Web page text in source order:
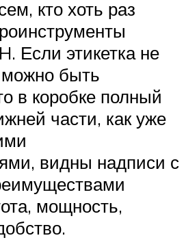
кто хоть раз
Если этикетка не
можно быть
в коробке полный
части, как уже
видны надписи с
мощность,